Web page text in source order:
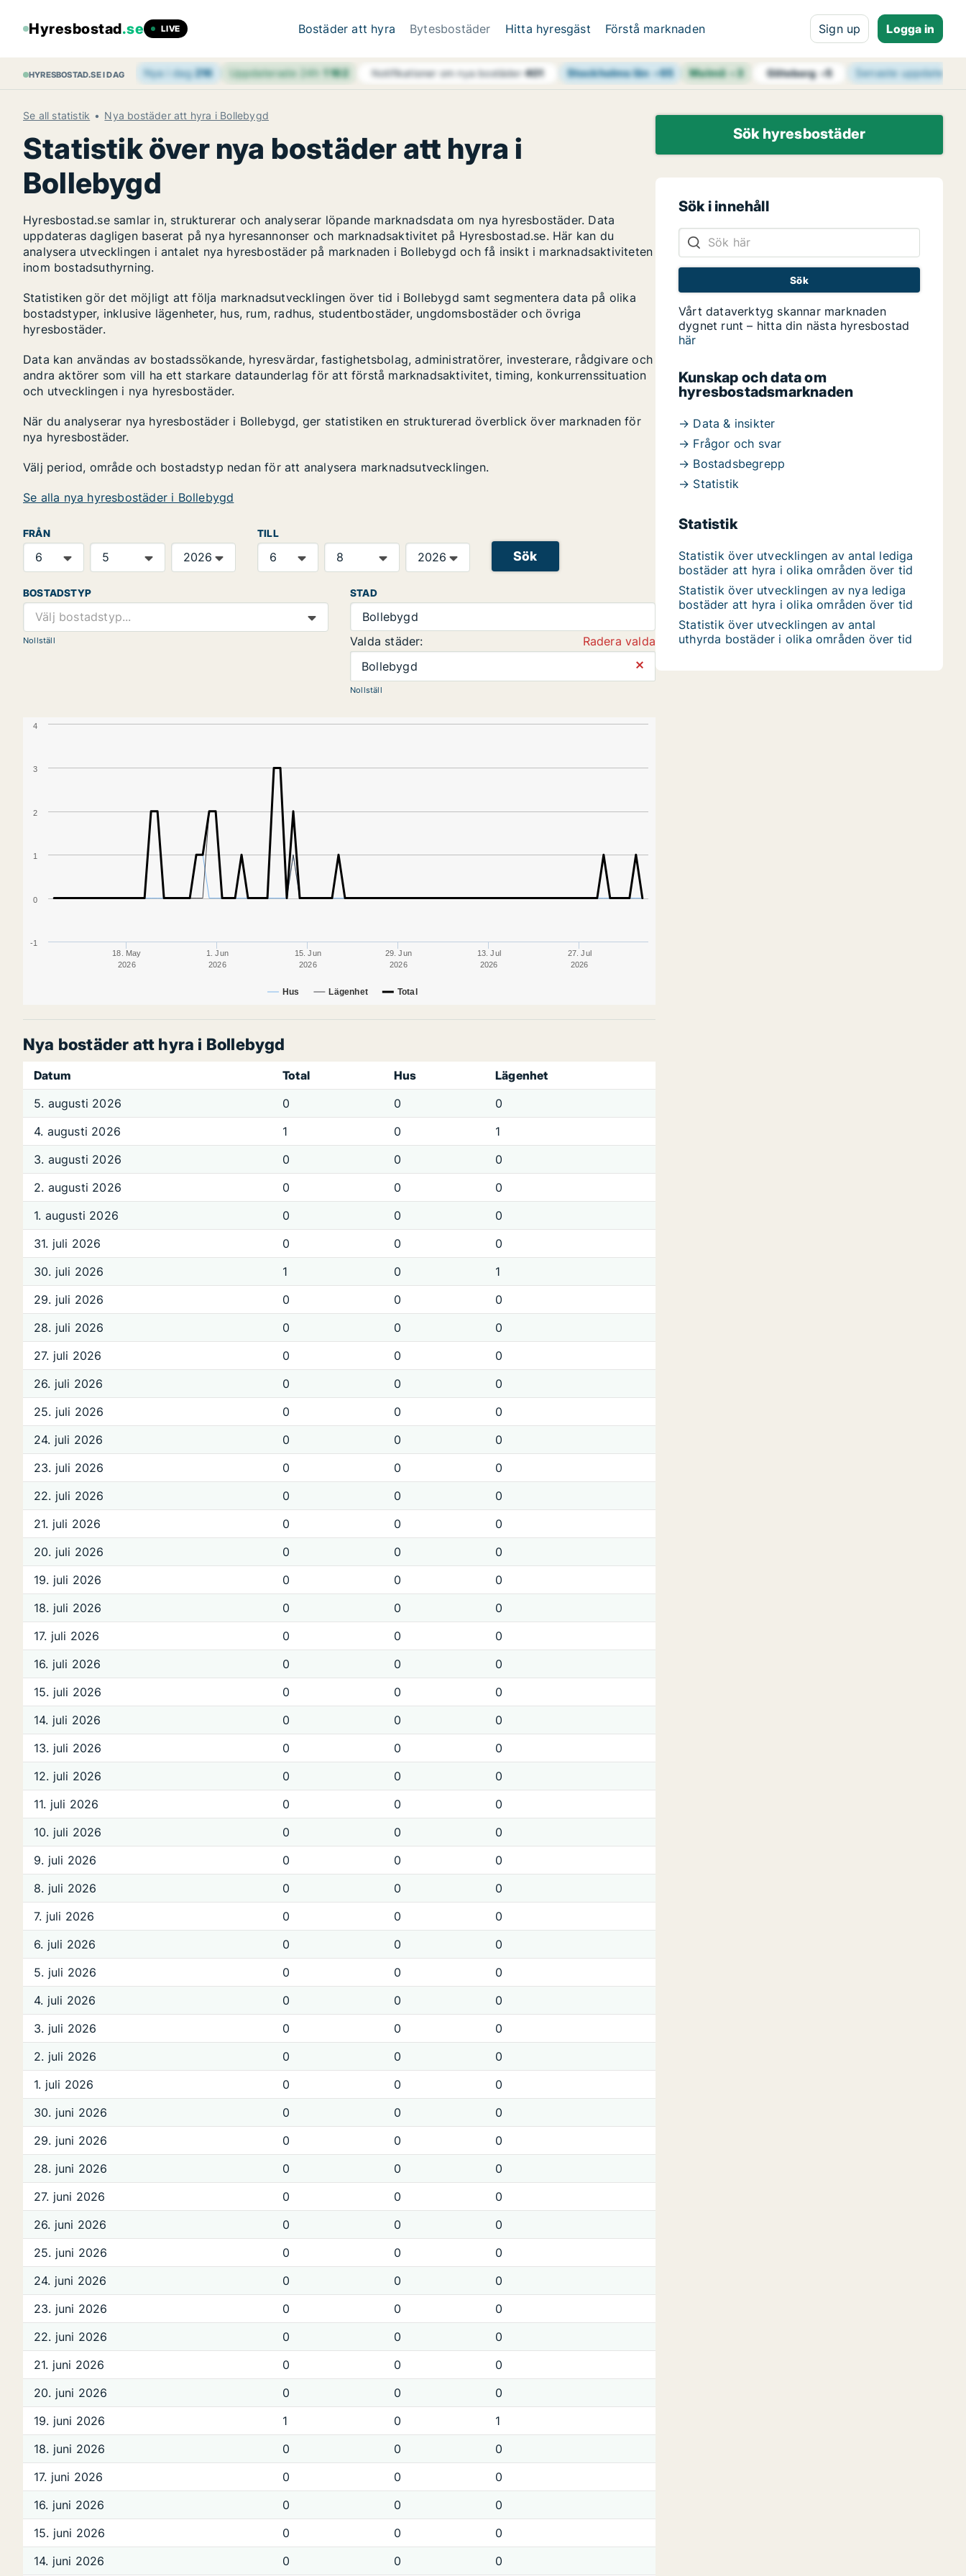
Hyresbostad.se LIVE Bostäder att hyra Bytesbostäder Hitta hyresgäst Förstå marknaden Sign up Logga in
HYRESBOSTAD.SE I DAG Nya i dag216 Uppdaterade 24h 1 162 Notifikationer om nya bostäder401 Stockholms län+65 Malmö+3 Göteborg+5 Senaste
Se all statistik Nya bostäder att hyra i Bollebygd
Statistik över nya bostäder att hyra i
Bollebygd
Hyresbostad.se samlar in, strukturerar och analyserar löpande marknadsdata om nya hyresbostäder. Data
uppdateras dagligen baserat på nya hyresannonser och marknadsaktivitet på Hyresbostad.se. Här kan du
analysera utvecklingen i antalet nya hyresbostäder på marknaden i Bollebygd och få insikt i marknadsaktiviteten
inom bostadsuthyrning.
Statistiken gör det möjligt att följa marknadsutvecklingen över tid i Bollebygd samt segmentera data på olika
bostadstyper, inklusive lägenheter, hus, rum, radhus, studentbostäder, ungdomsbostäder och övriga
hyresbostäder.
Data kan användas av bostadssökande, hyresvärdar, fastighetsbolag, administratörer, investerare, rådgivare och
andra aktörer som vill ha ett starkare dataunderlag för att förstå marknadsaktivitet, timing, konkurrenssituation
och utvecklingen i nya hyresbostäder.
När du analyserar nya hyresbostäder i Bollebygd, ger statistiken en strukturerad överblick över marknaden för
nya hyresbostäder.
Välj period, område och bostadstyp nedan för att analysera marknadsutvecklingen.
Se alla nya hyresbostäder i Bollebygd
FRÅN TILL
Sök
BOSTADSTYP
Välj bostadstyp...
Nollställ
STAD
Bollebygd
Valda städer:
Radera valda
Bollebygd
⨯
Nollställ
Hus Lägenhet Total
18. May
2026
1. Jun
2026
15. Jun
2026
29. Jun
2026
13. Jul
2026
27. Jul
2026
0
1
2
3
-1
4
Nya bostäder att hyra i Bollebygd
Datum Total Hus
Lägenhet
5. augusti 2026
0 0
0
4. augusti 2026
1 0
1
3. augusti 2026
0 0
0
2. augusti 2026
0 0
0
1. augusti 2026
0 0
0
31. juli 2026
0 0
0
30. juli 2026
1 0
1
29. juli 2026
0 0
0
28. juli 2026
0 0
0
27. juli 2026
0 0
0
26. juli 2026
0 0
0
25. juli 2026
0 0
0
24. juli 2026
0 0
0
23. juli 2026
0 0
0
22. juli 2026
0 0
0
21. juli 2026
0 0
0
20. juli 2026
0 0
0
19. juli 2026
0 0
0
18. juli 2026
0 0
0
17. juli 2026
0 0
0
16. juli 2026
0 0
0
15. juli 2026
0 0
0
14. juli 2026
0 0
0
13. juli 2026
0 0
0
12. juli 2026
0 0
0
11. juli 2026
0 0
0
10. juli 2026
0 0
0
9. juli 2026
0 0
0
8. juli 2026
0 0
0
7. juli 2026
0 0
0
6. juli 2026
0 0
0
5. juli 2026
0 0
0
4. juli 2026
0 0
0
3. juli 2026
0 0
0
2. juli 2026
0 0
0
1. juli 2026
0 0
0
30. juni 2026
0 0
0
29. juni 2026
0 0
0
28. juni 2026
0 0
0
27. juni 2026
0 0
0
26. juni 2026
0 0
0
25. juni 2026
0 0
0
24. juni 2026
0 0
0
23. juni 2026
0 0
0
22. juni 2026
0 0
0
21. juni 2026
0 0
0
20. juni 2026
0 0
0
19. juni 2026
1 0
1
18. juni 2026
0 0
0
17. juni 2026
0 0
0
16. juni 2026
0 0
0
15. juni 2026
0 0
0
14. juni 2026
0 0 0
Sök hyresbostäder
Sök i innehåll
Vårt dataverktyg skannar marknaden
dygnet runt – hitta din nästa hyresbostad
här
Kunskap och data om
hyresbostadsmarknaden
→ Data & insikter
→ Frågor och svar
→ Bostadsbegrepp
→ Statistik
Statistik
Statistik över utvecklingen av antal lediga
bostäder att hyra i olika områden över tid
Statistik över utvecklingen av nya lediga
bostäder att hyra i olika områden över tid
Statistik över utvecklingen av antal
uthyrda bostäder i olika områden över tid